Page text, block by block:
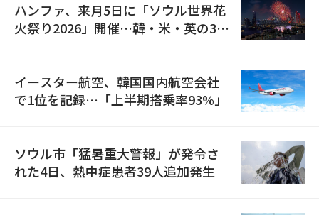
ハンファ、来月5日に「ソウル世界花
火祭り2026」開催…韓・米・英の3カ
イースター航空、韓国国内航空会社
で1位を記録…「上半期搭乗率93%」
ソウル市「猛暑重大警報」が発令さ
れた4日、熱中症患者39人追加発生